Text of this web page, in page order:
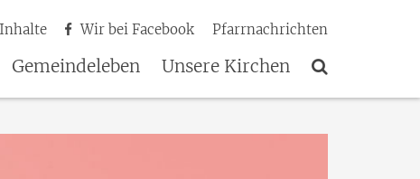
Wir bei Facebook Pfarrnachrichten
Gemeindeleben Unsere Kirchen